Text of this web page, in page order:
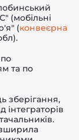
(мобільні
(конвеєрна
та по
зберігання,
інтеграторів